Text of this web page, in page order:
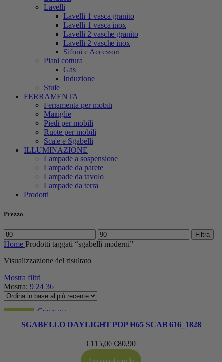
Lavelli
Lavelli 1 vasca granito
Lavelli 1 vasca inox
Lavelli 2 vasche granito
Lavelli 2 vasche inox
Sifoni e Accessori
Piani cottura
Gas
Induzione
Stufe
FERRAMENTA
Ferramenta per mobili
Maniglie
Piedi per mobili
Ruote per mobili
Scale e Sgabelli
ILLUMINAZIONE
Lampade a sospensione
Lampade da parete
Lampade da tavolo
Lampade da terra
Prodotti
Prezzo
Prezzo
Min
Prezzo
Max
Filtra
Home Prodotti taggati “sgabelli moderni”
Visualizzazione del risultato
Mostra filtri
Mostra: 9 24 36
-30%
Compare
Zoom
SGABELLO DAYLIGHT POP H65 SCAB 616_1828
€115,00 Il
€80,90Il
prezzo
Aggiungi al carrello